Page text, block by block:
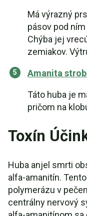
Má výrazný
pásov pod
Chýba jej
zemiakov.
Amanita
Táto huba je
pričom na
Toxín
Huba anjel smrti
alfa-amanitín.
polymerázu v
centrálny nervový